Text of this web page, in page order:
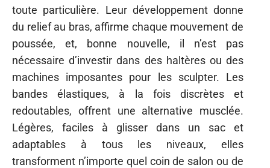
toute particulière. Leur développement donne
du relief au bras, affirme chaque mouvement de
poussée, et, bonne nouvelle, il n’est pas
nécessaire d’investir dans des haltères ou des
machines imposantes pour les sculpter. Les
bandes élastiques, à la fois discrètes et
redoutables, offrent une alternative musclée.
Légères, faciles à glisser dans un sac et
adaptables à tous les niveaux, elles
transforment n’importe quel coin de salon ou de